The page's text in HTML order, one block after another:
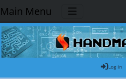
Main Menu
Log in